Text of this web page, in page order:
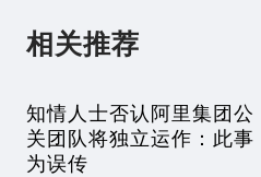
相关推荐
知情人士否认阿里集团公
关团队将独立运作：此事
为误传